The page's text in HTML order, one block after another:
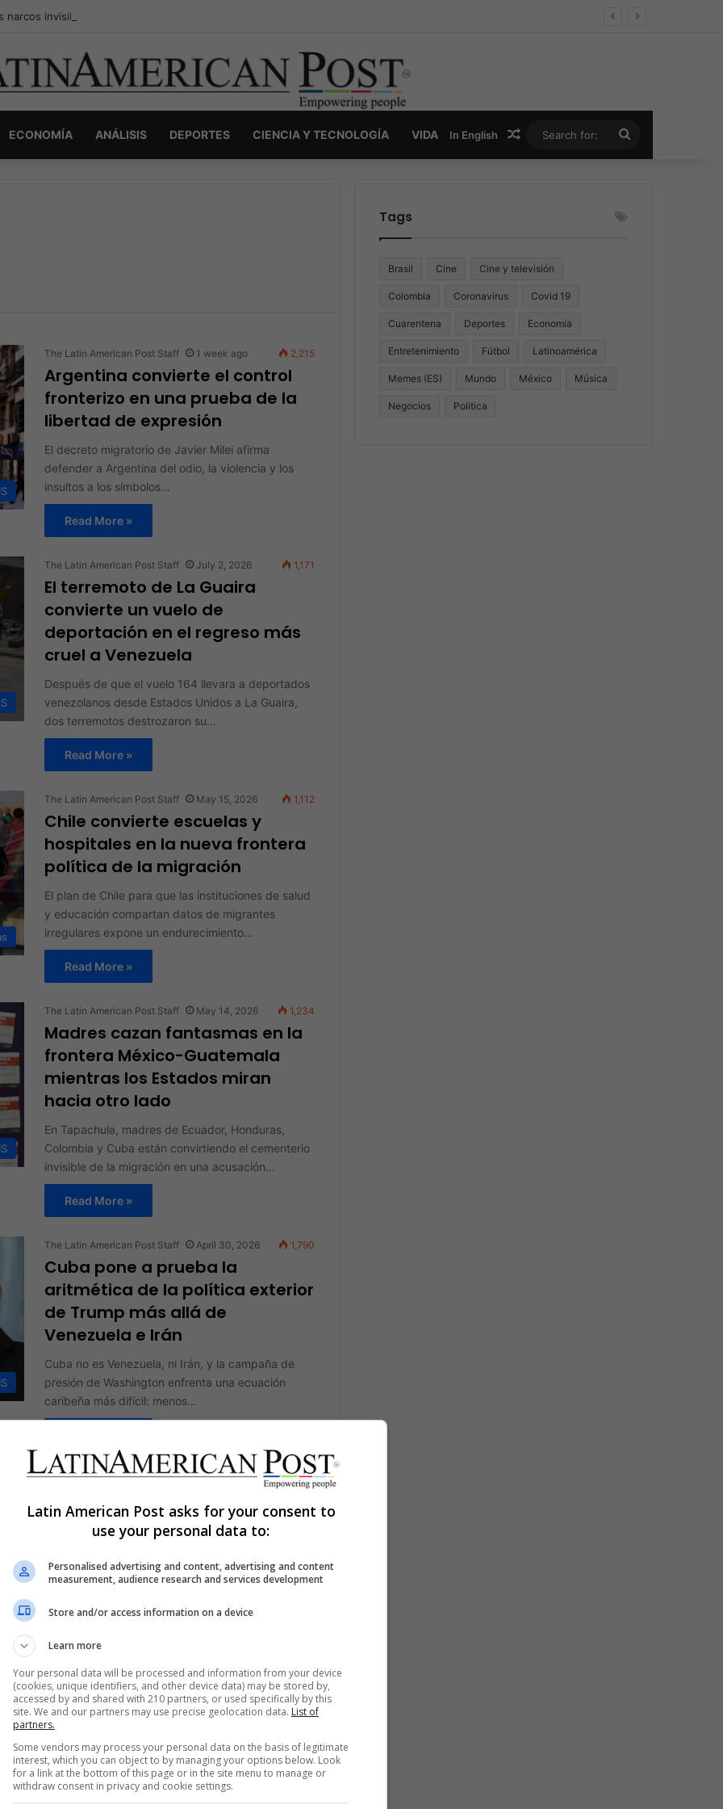
narcos invisibles de Colombia: la guerra secreta por la verdad, el poder y la nueva economía de la droga
ECONOMÍA ANÁLISIS DEPORTES CIENCIA Y TECNOLOGÍA VIDA In English Random Article
for:
The Latin American Post Staff 1 week ago 2,215
Argentina convierte el control
fronterizo en una prueba de la
libertad de expresión
El decreto migratorio de Javier Milei afirma
defender a Argentina del odio, la violencia y los
insultos a los símbolos…
Read More »
The Latin American Post Staff July 2, 2026 1,171
El terremoto de La Guaira
convierte un vuelo de
deportación en el regreso más
cruel a Venezuela
Después de que el vuelo 164 llevara a deportados
venezolanos desde Estados Unidos a La Guaira,
dos terremotos destrozaron su…
Read More »
The Latin American Post Staff May 15, 2026 1,112
Chile convierte escuelas y
hospitales en la nueva frontera
política de la migración
El plan de Chile para que las instituciones de salud
y educación compartan datos de migrantes
irregulares expone un endurecimiento…
Read More »
The Latin American Post Staff May 14, 2026 1,234
Madres cazan fantasmas en la
frontera México-Guatemala
mientras los Estados miran
hacia otro lado
En Tapachula, madres de Ecuador, Honduras,
Colombia y Cuba están convirtiendo el cementerio
invisible de la migración en una acusación…
Read More »
The Latin American Post Staff April 30, 2026 1,790
Cuba pone a prueba la
aritmética de la política exterior
de Trump más allá de
Venezuela e Irán
Cuba no es Venezuela, ni Irán, y la campaña de
presión de Washington enfrenta una ecuación
caribeña más difícil: menos…
The Latin American Post Staff April 21, 2026 1,840
Cuba observa cómo las noches
de La Habana se apagan
mientras la crisis devora la
alegría
es más que una historia de turismo. Las calles
Read More »
The Latin American Post Staff April 16, 2026 1,129
Cuba vende prestigio de sus
puros mientras la escasez vacía
estantes y los trabajadores
resisten
Tags
Brasil Cine Cine y televisión
Colombia Coronavirus Covid 19
Cuarentena Deportes Economía
Entretenimiento Fútbol Latinoamérica
Memes (ES) Mundo México Música
Negocios Politica
Latin American Post asks for your consent to
use your personal data to:
Personalised advertising and content, advertising and content
measurement, audience research and services development
Store and/or access information on a device
Learn more
Your personal data will be processed and information from your device
(cookies, unique identifiers, and other device data) may be stored by,
accessed by and shared with 210 partners, or used specifically by this
site. We and our partners may use precise geolocation data. List of
partners.
Some vendors may process your personal data on the basis of legitimate
interest, which you can object to by managing your options below. Look
for a link at the bottom of this page or in the site menu to manage or
withdraw consent in privacy and cookie settings.